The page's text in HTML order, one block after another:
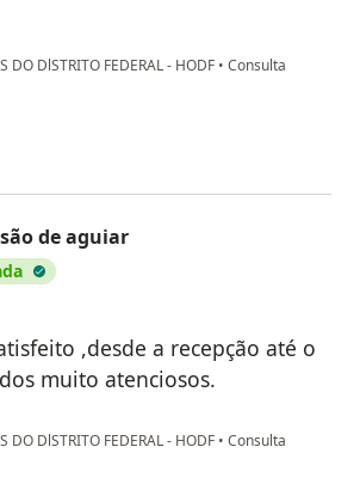
DO DlSTRITO FEDERAL - HODF • Consulta
Vinicius
de aguiar
,desde a recepção até o
muito atenciosos.
DO DlSTRITO FEDERAL - HODF • Consulta
Arnaldo Sansão de aguiar